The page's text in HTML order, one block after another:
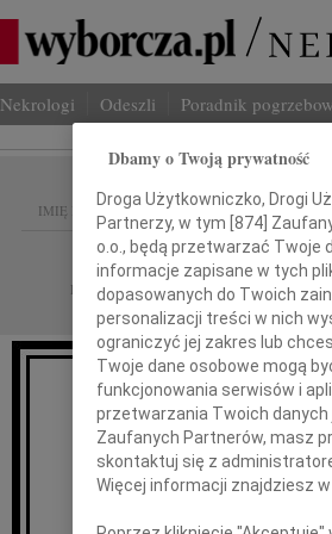
Nekrologi Odeszli Poradnik
IMIĘ I NAZWISKO:
REGION: Opole
DATA EMISJI: 04.12.2020
Dbamy o Twoją prywatność
Droga Użytkowniczko, Drogi
Partnerzy, w tym [874]
o.o., będą przetwarzać Twoje
informacje zapisane w tych
dopasowanych do Twoich
personalizacji treści w nich
ograniczyć jej zakres lub
Twoje dane osobowe mogą
funkcjonowania serwisów i
przetwarzania Twoich danych
Zaufanych Partnerów, masz
skontaktuj się z
Więcej informacji znajdziesz w